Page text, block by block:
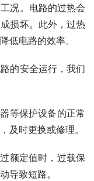
况。电路的过热会
损坏。此外，过热
低电路的效率。
的安全运行，我们
等保护设备的正常
及时更换或修理。
额定值时，过载保
导致短路。